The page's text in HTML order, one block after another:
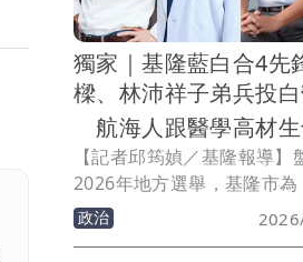
及24小時郵輪經濟圈。呂承
化是城市的靈魂」，因此希
樂稅，釋放基隆文化與觀光
他倡議基隆「東客西住」理
從貨物後勤區轉型為優質居
業與商圈，勾勒兼具文化、
城市新願景。
獨家｜基隆藍白合4先
樑、林沛祥子弟兵投
航海人跟醫學高材
【記者邱筠媜／基隆報導】
2026年地方選舉，基隆市為
區」，國民黨籍基隆市長謝
籍基隆副市長邱佩琳的合作
政治